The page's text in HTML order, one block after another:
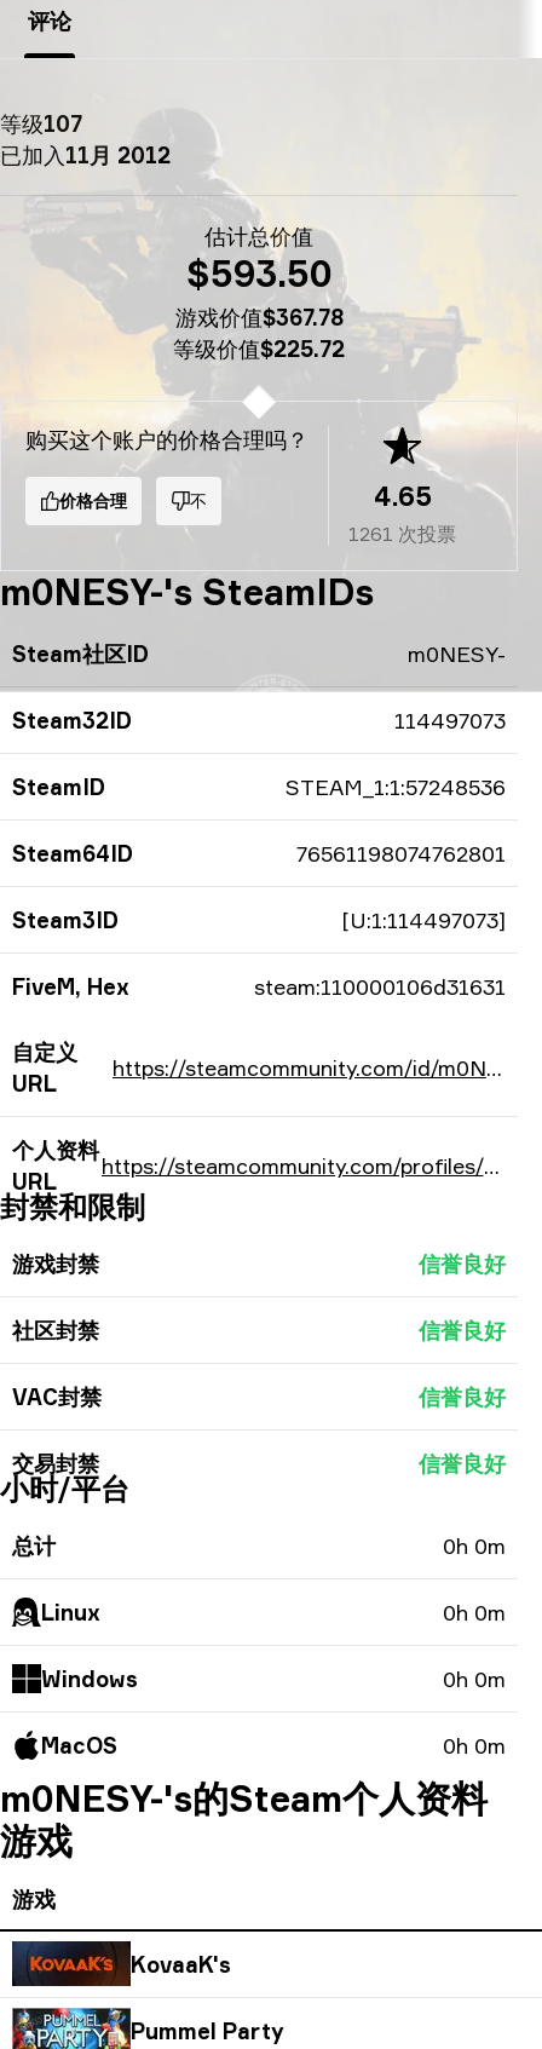
评论
等级107
已加入 11月 2012
估计总价值
$593.50
游戏价值$367.78
等级价值$225.72
购买这个账户的价格合理吗？
价格合理 不 4.65
1261 次投票
m0NESY-'s SteamIDs
Steam社区ID m0NESY-
Steam32ID 114497073
SteamID STEAM_1:1:57248536
Steam64ID 76561198074762801
Steam3ID [U:1:114497073]
FiveM, Hex steam:110000106d31631
自定义
URL
https://steamcommunity.com/id/m0NESY-/
个人资料
URL
https://steamcommunity.com/profiles/76561198074762801/
封禁和限制
游戏封禁 信誉良好
社区封禁 信誉良好
VAC封禁 信誉良好
交易封禁 信誉良好
小时/平台
总计 0h 0m
Linux 0h 0m
Windows 0h 0m
MacOS 0h 0m
m0NESY-'s的Steam个人资料
游戏
游戏
KovaaK's
Pummel Party